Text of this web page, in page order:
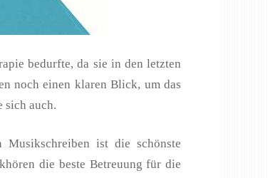
bedurfte, da sie in den letzten
noch einen klaren Blick, um das
sich auch.
ist die schönste
die beste Betreuung für die